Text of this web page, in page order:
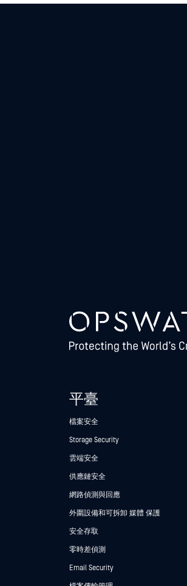
平臺
檔案安全
Storage Security
雲端安全
供應鏈安全
網路偵測與回應
外圍設備和可拆卸 媒體 保護
安全存取
零時差偵測
Email Security